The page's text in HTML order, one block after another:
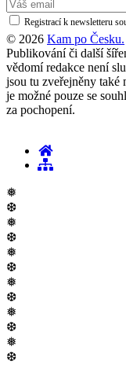
Registrací k newsletteru
© 2026 Kam po Česku.
Publikování či další
vědomí redakce není
jsou tu zveřejněny také
je možné pouze se
za pochopení.
❅
❆
❅
❆
❅
❆
❅
❆
❅
❆
❅
❆